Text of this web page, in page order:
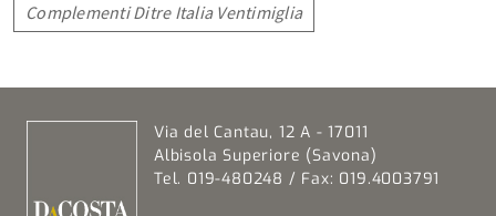
Complementi Ditre Italia Ventimiglia
Via del Cantau, 12 A - 17011
Albisola Superiore (Savona)
Tel. 019-480248 / Fax: 019.4003791